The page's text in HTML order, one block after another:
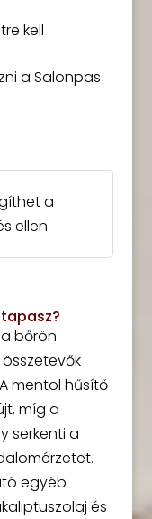
kell
a Salonpas
a
ellen
bőrön
mentol hűsítő
míg a
serkenti a
egyéb
és